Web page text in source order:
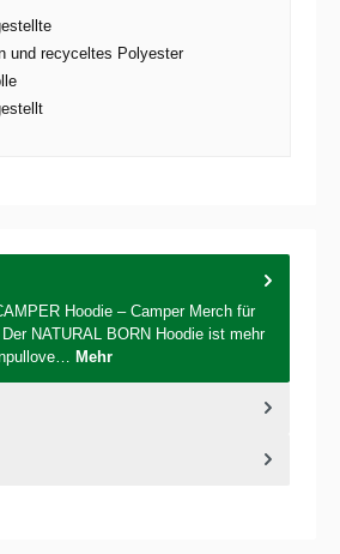
und recyceltes Polyester
Hoodie – Camper Merch für
NATURAL BORN Hoodie ist mehr
Mehr